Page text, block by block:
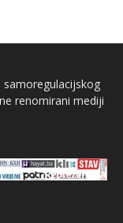
samoregulacijskog
renomirani mediji